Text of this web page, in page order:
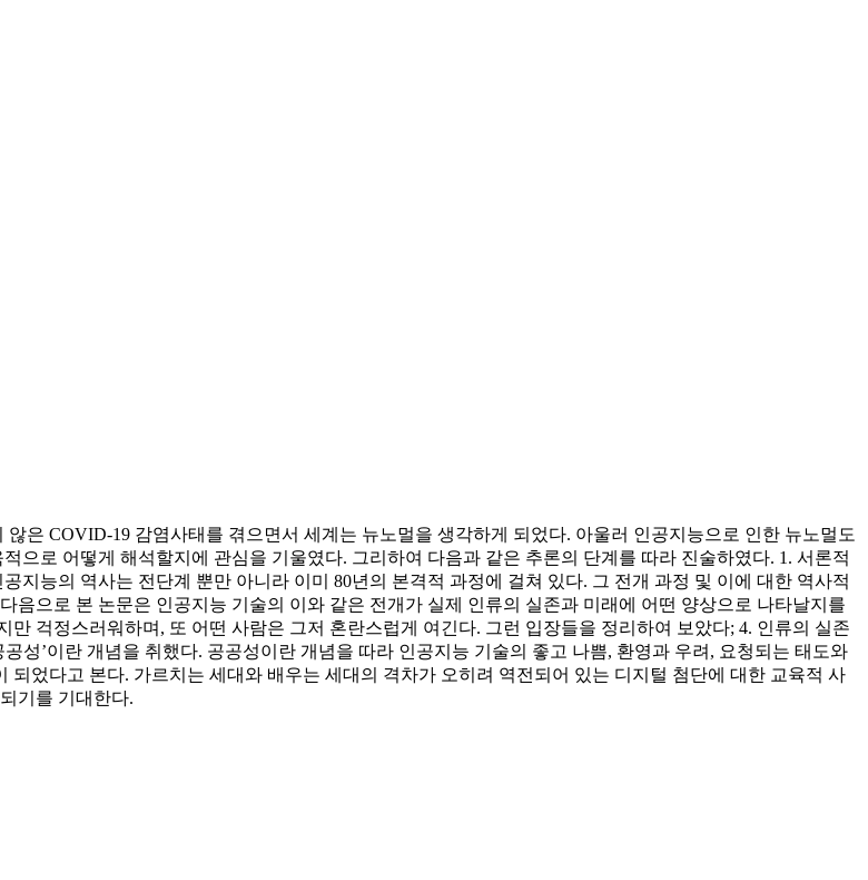
은 COVID-19 감염사태를 겪으면서 세계는 뉴노멀을 생각하게 되었다. 아울러 인공지능으로 인한 뉴노멀도
으로 어떻게 해석할지에 관심을 기울였다. 그리하여 다음과 같은 추론의 단계를 따라 진술하였다. 1. 서론적
지능의 역사는 전단계 뿐만 아니라 이미 80년의 본격적 과정에 걸쳐 있다. 그 전개 과정 및 이에 대한 역사적
음으로 본 논문은 인공지능 기술의 이와 같은 전개가 실제 인류의 실존과 미래에 어떤 양상으로 나타날지를
걱정스러워하며, 또 어떤 사람은 그저 혼란스럽게 여긴다. 그런 입장들을 정리하여 보았다; 4. 인류의 실존
성’이란 개념을 취했다. 공공성이란 개념을 따라 인공지능 기술의 좋고 나쁨, 환영과 우려, 요청되는 태도와
었다고 본다. 가르치는 세대와 배우는 세대의 격차가 오히려 역전되어 있는 디지털 첨단에 대한 교육적 사
기를 기대한다.